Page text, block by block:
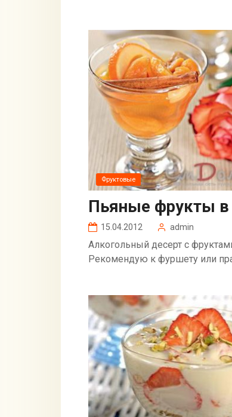
Фруктовые
Пьяные фрукты в
15.04.2012 admin
Алкогольный десерт с
Рекомендую к фуршету или